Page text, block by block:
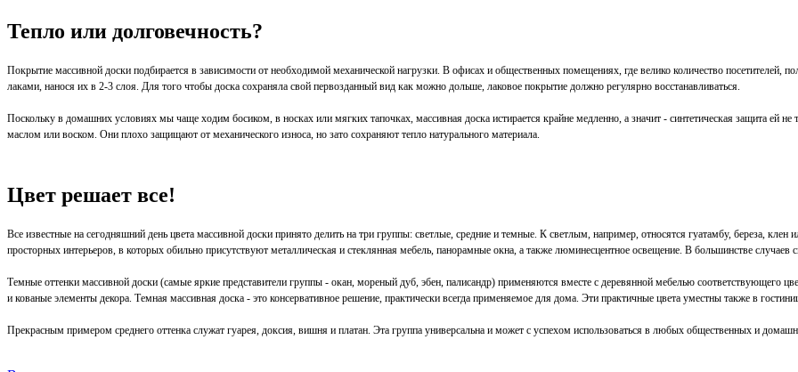
Тепло или долговечность?
Покрытие массивной доски подбирается в зависимости от необходимой механической нагрузки. В офисах и общественных помещениях, где велико количество посетителей,
лаками, нанося их в 2-3 слоя. Для того чтобы доска сохраняла свой первозданный вид как можно дольше, лаковое покрытие должно регулярно восстанавливаться.
Поскольку в домашних условиях мы чаще ходим босиком, в носках или мягких тапочках, массивная доска истирается крайне медленно, а значит - синтетическая защита ей
маслом или воском. Они плохо защищают от механического износа, но зато сохраняют тепло натурального материала.
Цвет решает все!
Все известные на сегодняшний день цвета массивной доски принято делить на три группы: светлые, средние и темные. К светлым, например, относятся гуатамбу, береза,
просторных интерьеров, в которых обильно присутствуют металлическая и стеклянная мебель, панорамные окна, а также люминесцентное освещение. В большинстве случаев
Темные оттенки массивной доски (самые яркие представители группы - окан, мореный дуб, эбен, палисандр) применяются вместе с деревянной мебелью соответствующего
и кованые элементы декора. Темная массивная доска - это консервативное решение, практически всегда применяемое для дома. Эти практичные цвета уместны также в
Прекрасным примером среднего оттенка служат гуарея, доксия, вишня и платан. Эта группа универсальна и может с успехом использоваться в любых общественных и